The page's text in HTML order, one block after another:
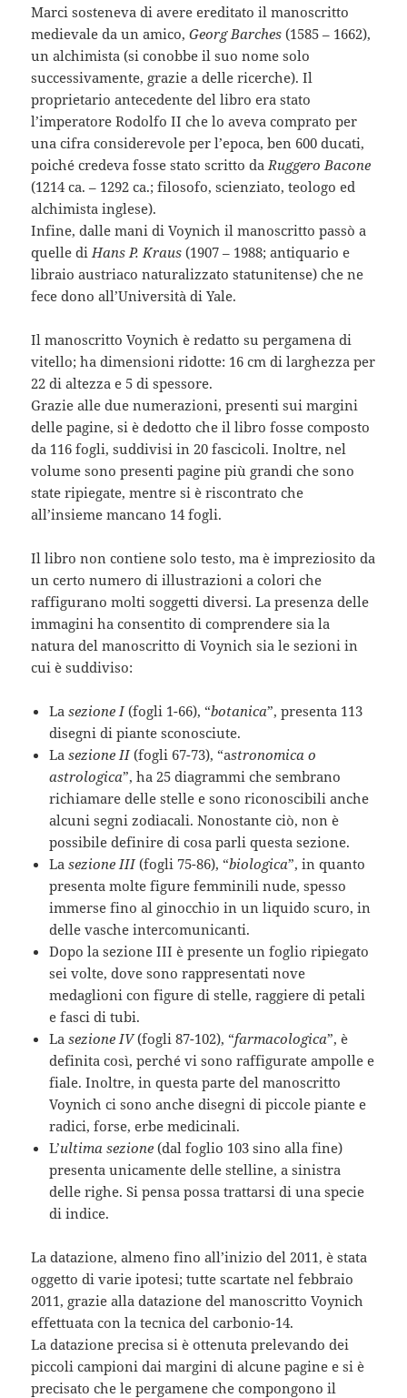
Marci sosteneva di avere ereditato il manoscritto
medievale da un amico,Georg Barches (1585 – 1662),
un alchimista (si conobbe il suo nome solo
successivamente, grazie a delle ricerche). Il
proprietario antecedente del libro era stato
l’imperatore Rodolfo II che lo aveva comprato per
una cifra considerevole per l’epoca, ben 600 ducati,
poiché credeva fosse stato scritto da Ruggero Bacone
(1214 ca. – 1292 ca.; filosofo, scienziato, teologo ed
alchimista inglese).
Infine, dalle mani di Voynich il manoscritto passò a
quelle di Hans P. Kraus (1907 – 1988; antiquario e
libraio austriaco naturalizzato statunitense) che ne
fece dono all’Università di Yale.
Il manoscritto Voynich è redatto su pergamena di
vitello; ha dimensioni ridotte: 16 cm di larghezza per
22 di altezza e 5 di spessore.
Grazie alle due numerazioni, presenti sui margini
delle pagine, si è dedotto che il libro fosse composto
da 116 fogli, suddivisi in 20 fascicoli. Inoltre, nel
volume sono presenti pagine più grandi che sono
state ripiegate, mentre si è riscontrato che
all’insieme mancano 14 fogli.
Il libro non contiene solo testo, ma è impreziosito da
un certo numero di illustrazioni a colori che
raffigurano molti soggetti diversi. La presenza delle
immagini ha consentito di comprendere sia la
natura del manoscritto di Voynich sia le sezioni in
cui è suddiviso:
Lasezione I(fogli 1-66), “botanica”, presenta 113
disegni di piante sconosciute.
Lasezione II(fogli 67-73), “astronomica o
astrologica”, ha 25 diagrammi che sembrano
richiamare delle stelle e sono riconoscibili anche
alcuni segni zodiacali. Nonostante ciò, non è
possibile definire di cosa parli questa sezione.
Lasezione III(fogli 75-86), “biologica”, in quanto
presenta molte figure femminili nude, spesso
immerse fino al ginocchio in un liquido scuro, in
delle vasche intercomunicanti.
Dopo la sezione III è presente un foglio ripiegato
sei volte, dove sono rappresentati nove
medaglioni con figure di stelle, raggiere di petali
e fasci di tubi.
Lasezione IV(fogli 87-102), “farmacologica”, è
definita così, perché vi sono raffigurate ampolle e
fiale. Inoltre, in questa parte del manoscritto
Voynich ci sono anche disegni di piccole piante e
radici, forse, erbe medicinali.
L’ultima sezione (dal foglio 103 sino alla fine)
presenta unicamente delle stelline, a sinistra
delle righe. Si pensa possa trattarsi di una specie
di indice.
La datazione, almeno fino all’inizio del 2011, è stata
oggetto di varie ipotesi; tutte scartate nel febbraio
2011, grazie alla datazione del manoscritto Voynich
effettuata con la tecnica del carbonio-14.
La datazione precisa si è ottenuta prelevando dei
piccoli campioni dai margini di alcune pagine e si è
precisato che le pergamene che compongono il